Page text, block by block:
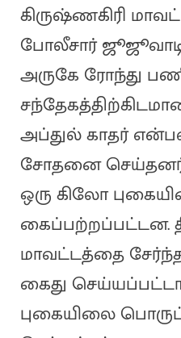
கிருஷ்ணகிரி
போலீசார்
அருகே ரோந்து
அப்துல் காதர்
சோதனை செய்தனர்.
ஒரு கிலோ
கைப்பற்றப்பட்டன.
மாவட்டத்தை
கைது
புகையிலை